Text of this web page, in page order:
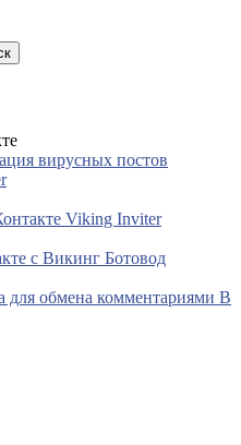
вирусных постов
Viking Inviter
с Викинг Ботовод
для обмена комментариями В